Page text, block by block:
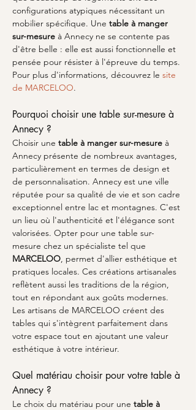
configurations atypiques nécessitant un
mobilier spécifique. Une table à manger
sur-mesure à Annecy ne se contente pas
d'être belle : elle est aussi fonctionnelle et
pensée pour résister à l'épreuve du temps.
Pour plus d'informations, découvrez le site
de MARCELOO.
Pourquoi choisir une table sur-mesure à
Annecy ?
Choisir une table à manger sur-mesure à
Annecy présente de nombreux avantages,
particulièrement en termes de design et
de personnalisation. Annecy est une ville
réputée pour sa qualité de vie et son cadre
exceptionnel entre lac et montagnes. C'est
un lieu où l'authenticité et l'élégance sont
valorisées. Opter pour une table sur-
mesure chez un spécialiste tel que
MARCELOO, permet d'allier esthétique et
pratiques locales. Ces créations artisanales
reflètent aussi les traditions de la région,
tout en répondant aux goûts modernes.
Les artisans de MARCELOO créent des
tables qui s'intègrent parfaitement dans
votre espace tout en ajoutant une valeur
esthétique à votre intérieur.
Quel matériau choisir pour votre table à
Annecy ?
Le choix du matériau pour une table à